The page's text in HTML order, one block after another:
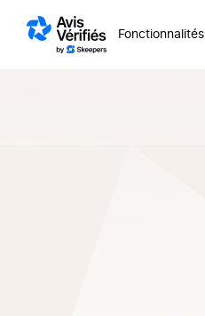
Fonctionnalités